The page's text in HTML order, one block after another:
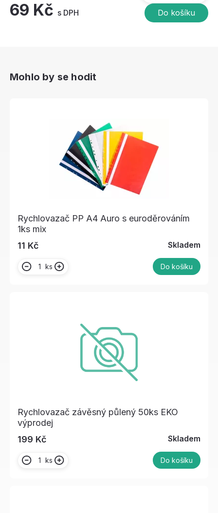
69 Kč s DPH
Do košíku
Mohlo by se hodit
Rychlovazač PP A4 Auro s euroděrováním
1ks mix
11 Kč
Skladem
ks Do košíku
Rychlovazač závěsný půlený 50ks EKO
výprodej
199 Kč
Skladem
ks Do košíku